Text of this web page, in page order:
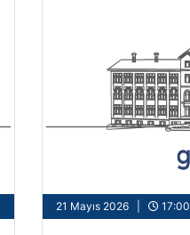
21 Mayıs 2026 | 17:00